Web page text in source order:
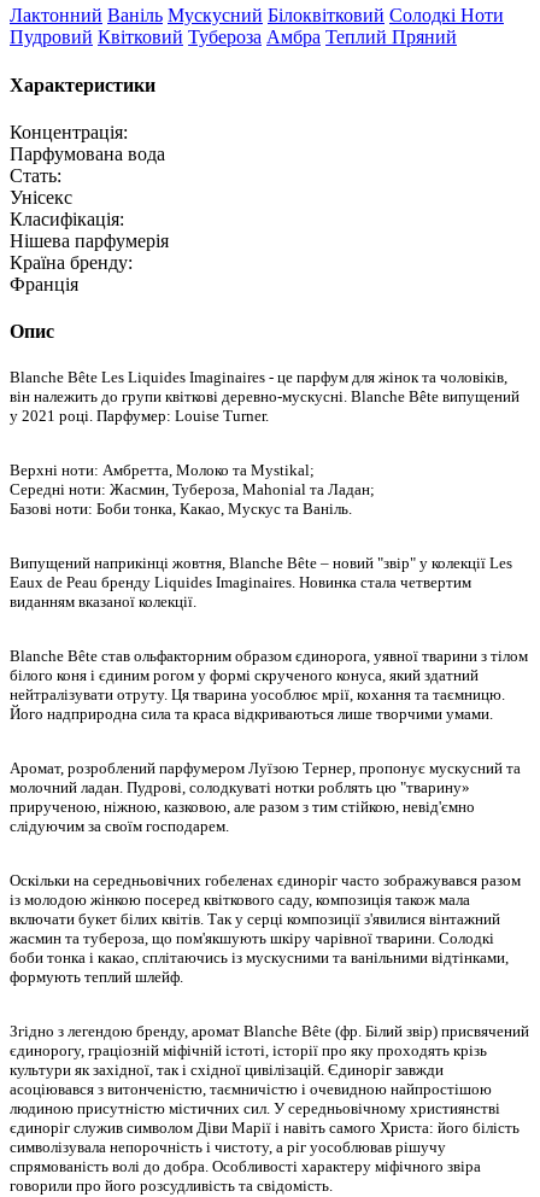
Лактонний Ваніль Мускусний Білоквітковий Солодкі Ноти
Пудровий Квітковий Тубероза Амбра Теплий Пряний
Характеристики
Концентрація:
Парфумована вода
Стать:
Унісекс
Класифікація:
Нішева парфумерія
Країна бренду:
Франція
Опис
Blanche Bête Les Liquides Imaginaires - це парфум для жінок та чоловіків,
він належить до групи квіткові деревно-мускусні. Blanche Bête випущений
у 2021 році. Парфумер: Louise Turner.
Верхні ноти: Амбретта, Молоко та Mystikal;
Середні ноти: Жасмин, Тубероза, Mahonial та Ладан;
Базові ноти: Боби тонка, Какао, Мускус та Ваніль.
Випущений наприкінці жовтня, Blanche Bête – новий "звір" у колекції Les
Eaux de Peau бренду Liquides Imaginaires. Новинка стала четвертим
виданням вказаної колекції.
Blanche Bête став ольфакторним образом єдинорога, уявної тварини з тілом
білого коня і єдиним рогом у формі скрученого конуса, який здатний
нейтралізувати отруту. Ця тварина уособлює мрії, кохання та таємницю.
Його надприродна сила та краса відкриваються лише творчими умами.
Аромат, розроблений парфумером Луїзою Тернер, пропонує мускусний та
молочний ладан. Пудрові, солодкуваті нотки роблять цю "тварину»
прирученою, ніжною, казковою, але разом з тим стійкою, невід'ємно
слідуючим за своїм господарем.
Оскільки на середньовічних гобеленах єдиноріг часто зображувався разом
із молодою жінкою посеред квіткового саду, композиція також мала
включати букет білих квітів. Так у серці композиції з'явилися вінтажний
жасмин та тубероза, що пом'якшують шкіру чарівної тварини. Солодкі
боби тонка і какао, сплітаючись із мускусними та ванільними відтінками,
формують теплий шлейф.
Згідно з легендою бренду, аромат Blanche Bête (фр. Білий звір) присвячений
єдинорогу, граціозній міфічній істоті, історії про яку проходять крізь
культури як західної, так і східної цивілізацій. Єдиноріг завжди
асоціювався з витонченістю, таємничістю і очевидною найпростішою
людиною присутністю містичних сил. У середньовічному християнстві
єдиноріг служив символом Діви Марії і навіть самого Христа: його білість
символізувала непорочність і чистоту, а ріг уособлював рішучу
спрямованість волі до добра. Особливості характеру міфічного звіра
говорили про його розсудливість та свідомість.